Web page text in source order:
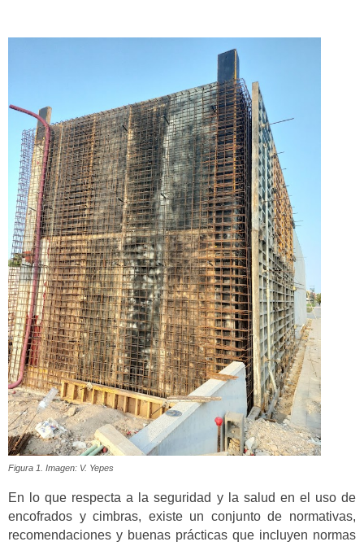
Figura 1. Imagen: V. Yepes
En lo que respecta a la seguridad y la salud en el uso de
encofrados y cimbras, existe un conjunto de normativas,
recomendaciones y buenas prácticas que incluyen normas